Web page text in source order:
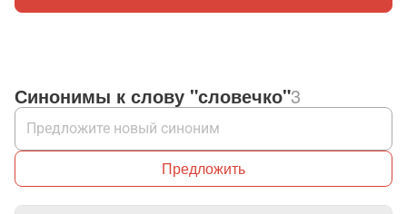
Синонимы к слову "словечко"3
Предложить